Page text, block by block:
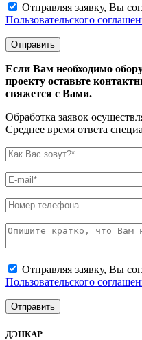
Отправляя заявку, Вы
Пользовательского
Если Вам необходимо
проекту оставьте
свяжется с Вами.
Обработка заявок
Среднее время ответа
Отправляя заявку, Вы
Пользовательского
ДЭНКАР